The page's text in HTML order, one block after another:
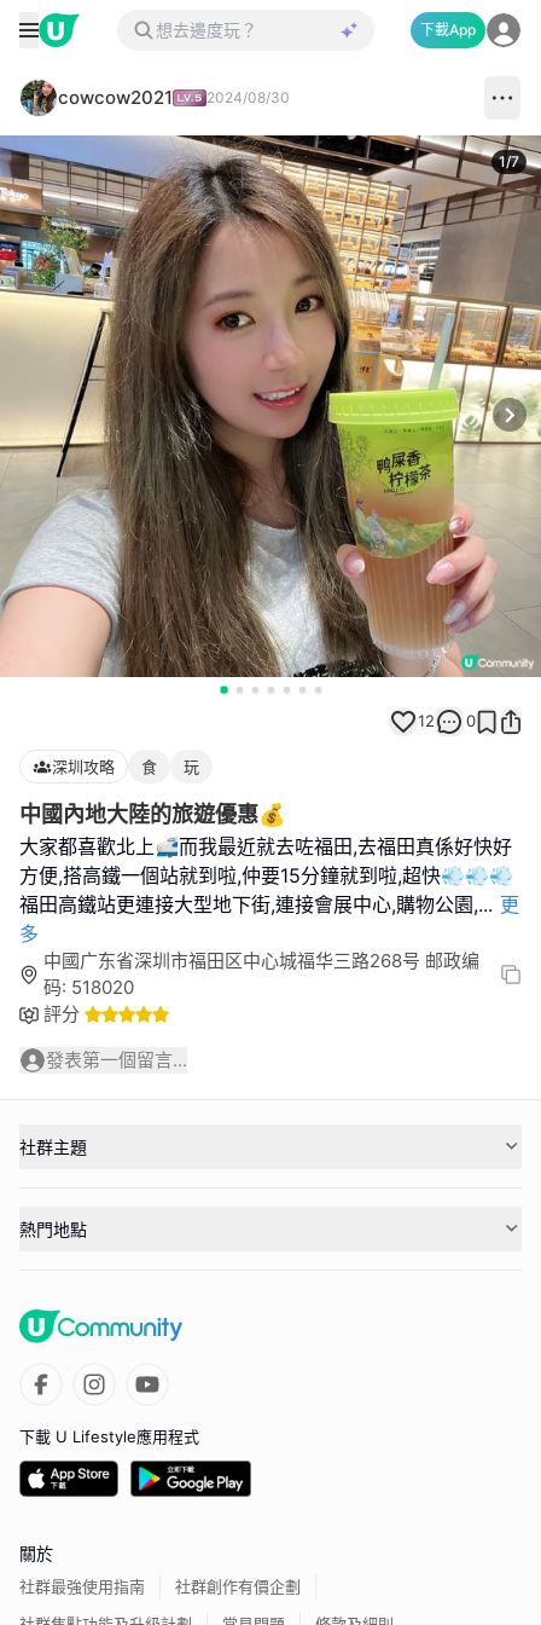
下載App
cowcow2021 2024/08/30
1/7
12 0
深圳攻略 食 玩
中國內地大陸的旅遊優惠💰
大家都喜歡北上🚅而我最近就去咗福田,去福田真係好快好
方便,搭高鐵一個站就到啦,仲要15分鐘就到啦,超快💨💨💨
福田高鐵站更連接大型地下街,連接會展中心,購物公園,... 更
多
中國广东省深圳市福田区中心城福华三路268号 邮政编
码: 518020
評分
發表第一個留言...
社群主題
熱門地點
下載 U Lifestyle應用程式
關於
社群最強使用指南
社群創作有價企劃